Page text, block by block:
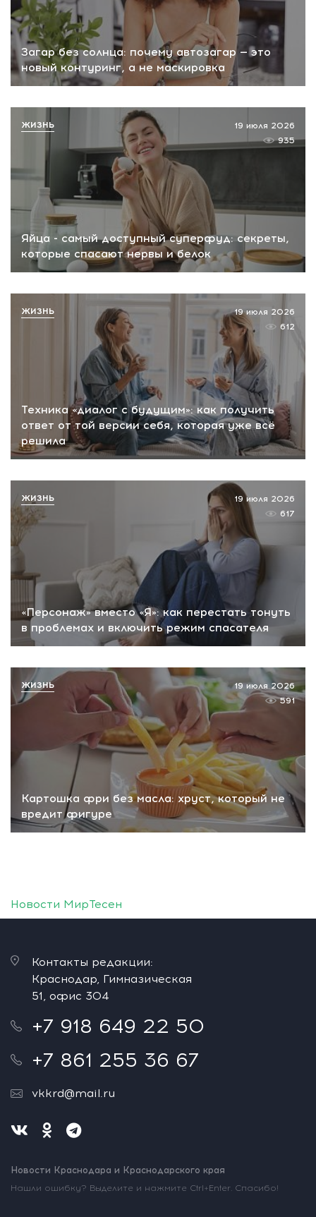
Загар без солнца: почему автозагар — это
новый контуринг, а не маскировка
Яйца - самый доступный суперфуд: секреты,
которые спасают нервы и белок
19 июля 2026
935
ЖИЗНЬ
Техника «диалог с будущим»: как получить
ответ от той версии себя, которая уже всё
решила
19 июля 2026
612
ЖИЗНЬ
«Персонаж» вместо «Я»: как перестать тонуть
в проблемах и включить режим спасателя
19 июля 2026
617
ЖИЗНЬ
Картошка фри без масла: хруст, который не
вредит фигуре
19 июля 2026
591
ЖИЗНЬ
Новости МирТесен
Контакты редакции:
Краснодар, Гимназическая
51, офис 304
+7 918 649 22 50
+7 861 255 36 67
vkkrd@mail.ru
Новости Краснодара и Краснодарского края
Нашли ошибку? Выделите и нажмите Ctrl+Enter. Спасибо!